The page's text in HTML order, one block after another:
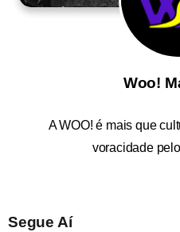
Woo!
AWOO! é mais que
voracidade
Segue Aí